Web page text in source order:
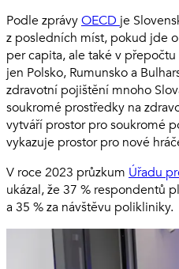
Podle zprávyOECD je
z posledních míst, pokud jde
per capita, ale také v
jen Polsko, Rumunsko a
zdravotní pojištění mnoho
soukromé prostředky na
vytváří prostor pro soukromé
vykazuje prostor pro nové
V roce 2023 průzkum Úřadu
ukázal, že 37 % respondentů
a 35 % za návštěvu polikliniky.